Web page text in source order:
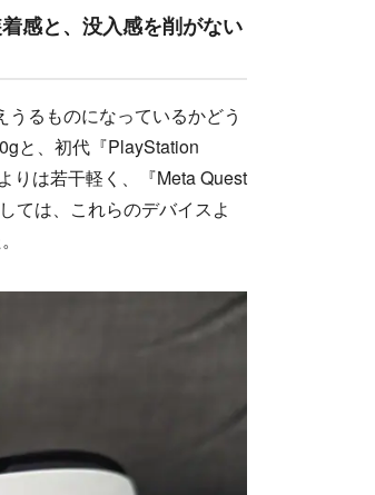
感と、没入感を削がない
るものになっているかどう
と、初代『PlayStation
りは若干軽く、『Meta Quest
ては、これらのデバイスよ